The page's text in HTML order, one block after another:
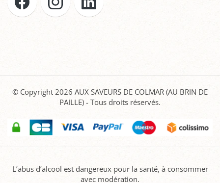
© Copyright 2026 AUX SAVEURS DE COLMAR (AU BRIN DE
PAILLE) - Tous droits réservés.
L’abus d’alcool est dangereux pour la santé, à consommer
avec modération.